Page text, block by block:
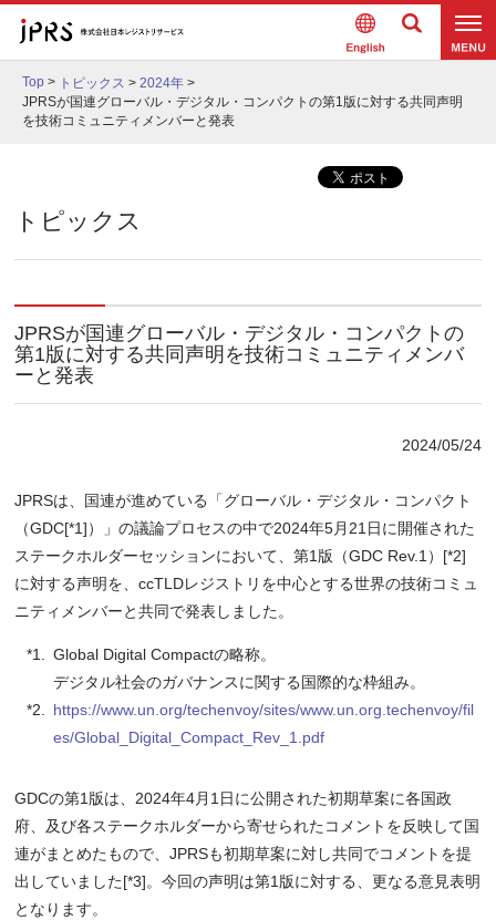
Englis 検索
Top > トピックス > 2024年 >
JPRSが国連グローバル・デジタル・コンパクトの第1版に対する共同声明
を技術コミュニティメンバーと発表
トピックス
JPRSが国連グローバル・デジタル・コンパクトの
第1版に対する共同声明を技術コミュニティメンバ
ーと発表
2024/05/24
JPRSは、国連が進めている「グローバル・デジタル・コンパクト
（GDC[*1]）」の議論プロセスの中で2024年5月21日に開催された
ステークホルダーセッションにおいて、第1版（GDC Rev.1）[*2]
に対する声明を、ccTLDレジストリを中心とする世界の技術コミュ
ニティメンバーと共同で発表しました。
Global Digital Compactの略称。
デジタル社会のガバナンスに関する国際的な枠組み。
https://www.un.org/techenvoy/sites/www.un.org.techenvoy/fil
es/Global_Digital_Compact_Rev_1.pdf
GDCの第1版は、2024年4月1日に公開された初期草案に各国政
府、及び各ステークホルダーから寄せられたコメントを反映して国
連がまとめたもので、JPRSも初期草案に対し共同でコメントを提
出していました[*3]。今回の声明は第1版に対する、更なる意見表明
となります。